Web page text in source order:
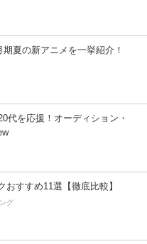
期夏の新アニメを一挙紹介！
代を応援！オーディション・
おすすめ11選【徹底比較】
グ